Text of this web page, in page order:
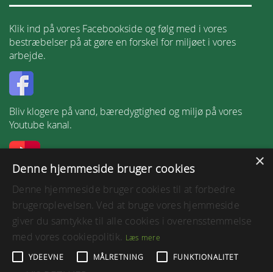
Klik ind på vores Facebookside og følg med i vores
bestræbelser på at gøre en forskel for miljøet i vores
arbejde.
Bliv klogere på vand, bæredygtighed og miljø på vores
Youtube kanal.
×
Denne hjemmeside bruger cookies
Denne hjemmeside bruger cookies til at forbedre
brugeroplevelsen. Ved at bruge vores hjemmeside
giver du samtykke til alle cookies i overensstemmelse
med vores cookiepolitik. Læs mere
YDEEVNE
MÅLRETNING FUNKTIONALITET